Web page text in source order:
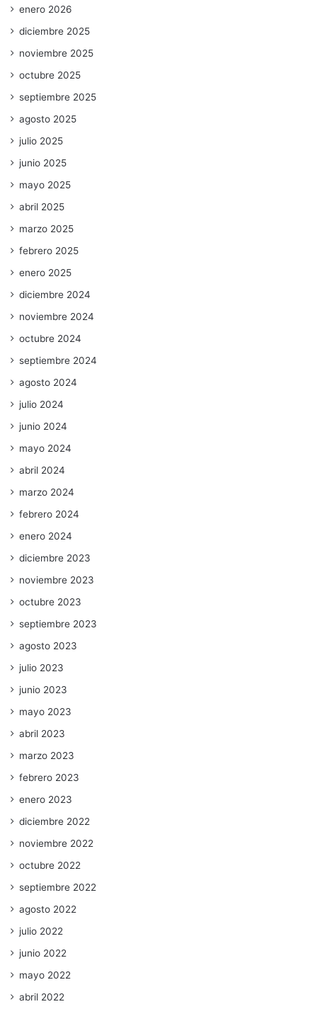
enero 2026
diciembre 2025
noviembre 2025
octubre 2025
septiembre 2025
agosto 2025
julio 2025
junio 2025
mayo 2025
abril 2025
marzo 2025
febrero 2025
enero 2025
diciembre 2024
noviembre 2024
octubre 2024
septiembre 2024
agosto 2024
julio 2024
junio 2024
mayo 2024
abril 2024
marzo 2024
febrero 2024
enero 2024
diciembre 2023
noviembre 2023
octubre 2023
septiembre 2023
agosto 2023
julio 2023
junio 2023
mayo 2023
abril 2023
marzo 2023
febrero 2023
enero 2023
diciembre 2022
noviembre 2022
octubre 2022
septiembre 2022
agosto 2022
julio 2022
junio 2022
mayo 2022
abril 2022